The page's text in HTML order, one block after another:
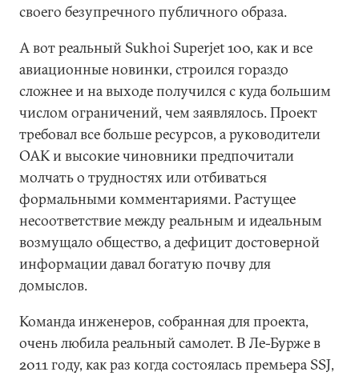
своего безупречного публичного образа.
А вот реальный Sukhoi Superjet 100, как и все
авиационные новинки, строился гораздо
сложнее и на выходе получился с куда большим
числом ограничений, чем заявлялось. Проект
требовал все больше ресурсов, а руководители
ОАК и высокие чиновники предпочитали
молчать о трудностях или отбиваться
формальными комментариями. Растущее
несоответствие между реальным и идеальным
возмущало общество, а дефицит достоверной
информации давал богатую почву для
домыслов.
Команда инженеров, собранная для проекта,
очень любила реальный самолет. В Ле-Бурже в
2011 году, как раз когда состоялась премьера SSJ,